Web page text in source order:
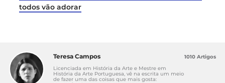
todos vão adorar
Teresa Campos
Licenciada em História da Arte e Mestre em
História da Arte Portuguesa, vê na escrita um meio
de fazer uma das coisas que mais gosta:
1010 Artigos